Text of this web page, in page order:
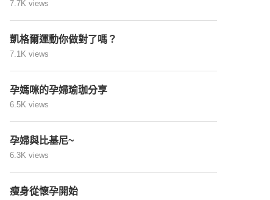
7.7K views
凱格爾運動你做對了嗎？
7.1K views
孕媽咪的孕婦瑜珈分享
6.5K views
孕婦與比基尼~
6.3K views
瘦身從懷孕開始